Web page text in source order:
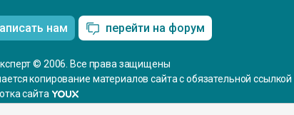
нам перейти на форум
© 2006. Все права защищены
копирование материалов сайта с обязательной
сайта